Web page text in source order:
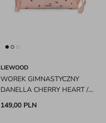
LIEWOOD
WOREK GIMNASTYCZNY
DANELLA CHERRY HEART /
ROSEY LIEWOOD
149,00 PLN